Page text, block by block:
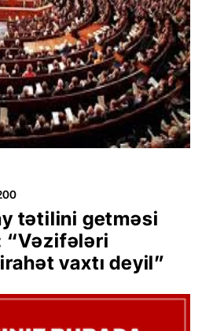
tətilini getməsi
“Vəzifələri
vaxtı deyil”